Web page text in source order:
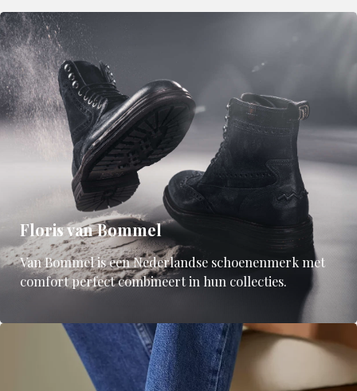
Floris van Bommel
Van Bommel is een Nederlandse schoenenmerk met
comfort perfect combineert in hun collecties.